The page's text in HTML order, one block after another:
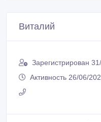
Виталий
Зарегистрирован
Активность 26/06/